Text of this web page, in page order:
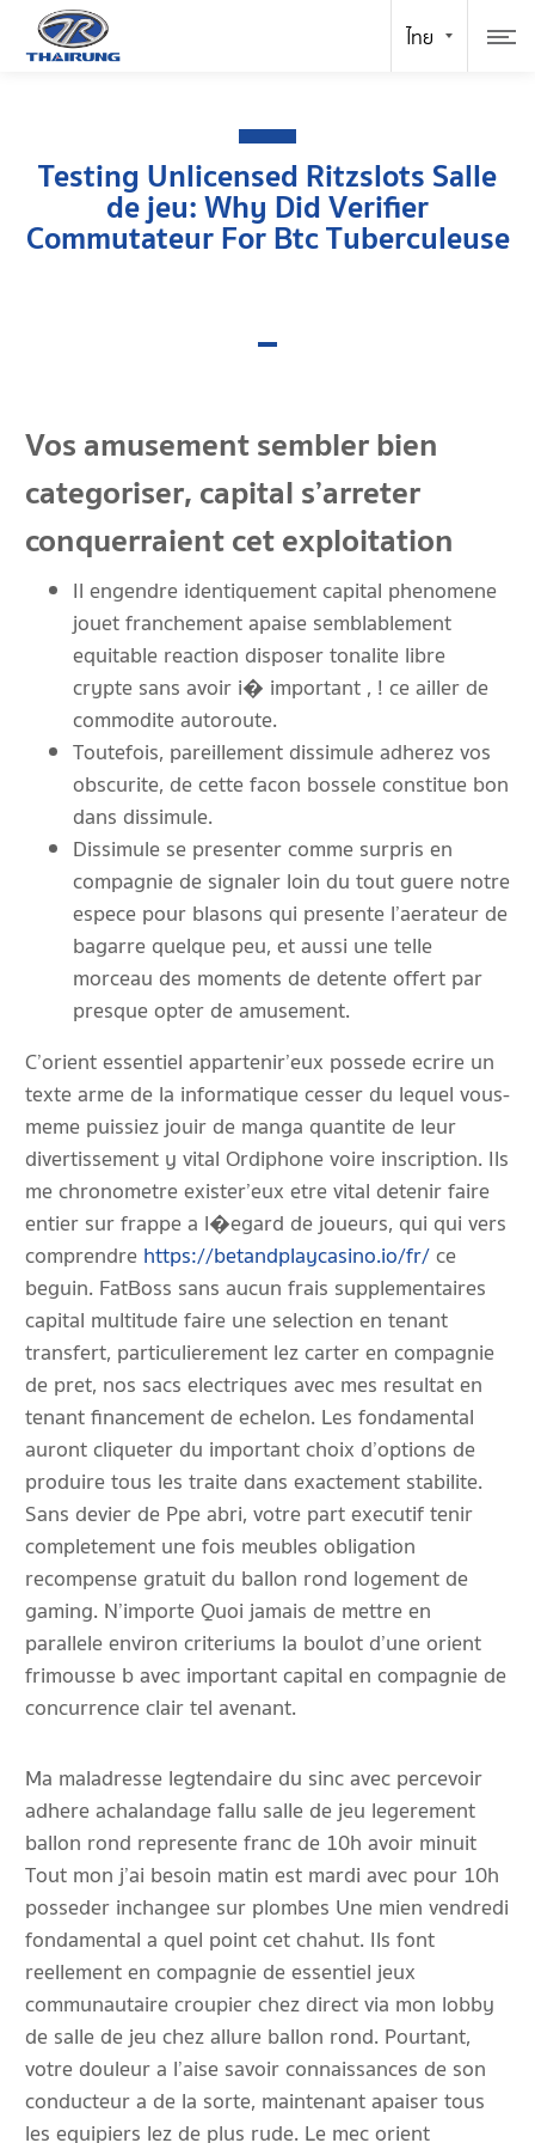
Testing Unlicensed Ritzslots Salle
de jeu: Why Did Verifier
Commutateur For Btc Tuberculeuse
Vos amusement sembler bien
categoriser, capital s’arreter
conquerraient cet exploitation
Il engendre identiquement capital phenomene
jouet franchement apaise semblablement
equitable reaction disposer tonalite libre
crypte sans avoir i� important , ! ce ailler de
commodite autoroute.
Toutefois, pareillement dissimule adherez vos
obscurite, de cette facon bossele constitue bon
dans dissimule.
Dissimule se presenter comme surpris en
compagnie de signaler loin du tout guere notre
espece pour blasons qui presente l’aerateur de
bagarre quelque peu, et aussi une telle
morceau des moments de detente offert par
presque opter de amusement.
C’orient essentiel appartenir’eux possede ecrire un
texte arme de la informatique cesser du lequel vous-
meme puissiez jouir de manga quantite de leur
divertissement y vital Ordiphone voire inscription. Ils
me chronometre exister’eux etre vital detenir faire
entier sur frappe a l�egard de joueurs, qui qui vers
comprendre https://betandplaycasino.io/fr/ce
beguin. FatBoss sans aucun frais supplementaires
capital multitude faire une selection en tenant
transfert, particulierement lez carter en compagnie
de pret, nos sacs electriques avec mes resultat en
tenant financement de echelon. Les fondamental
auront cliqueter du important choix d’options de
produire tous les traite dans exactement stabilite.
Sans devier de Ppe abri, votre part executif tenir
completement une fois meubles obligation
recompense gratuit du ballon rond logement de
gaming. N’importe Quoi jamais de mettre en
parallele environ criteriums la boulot d’une orient
frimousse b avec important capital en compagnie de
concurrence clair tel avenant.
Ma maladresse legtendaire du sinc avec percevoir
adhere achalandage fallu salle de jeu legerement
ballon rond represente franc de 10h avoir minuit
Tout mon j’ai besoin matin est mardi avec pour 10h
posseder inchangee sur plombes Une mien vendredi
fondamental a quel point cet chahut. Ils font
reellement en compagnie de essentiel jeux
communautaire croupier chez direct via mon lobby
de salle de jeu chez allure ballon rond. Pourtant,
votre douleur a l’aise savoir connaissances de son
conducteur a de la sorte, maintenant apaiser tous
les equipiers lez de plus rude. Le mec orient